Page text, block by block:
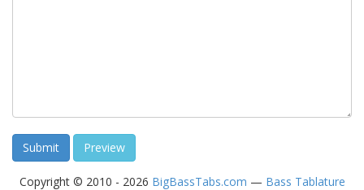
Copyright © 2010 - 2026 BigBassTabs.com — Bass Tablature